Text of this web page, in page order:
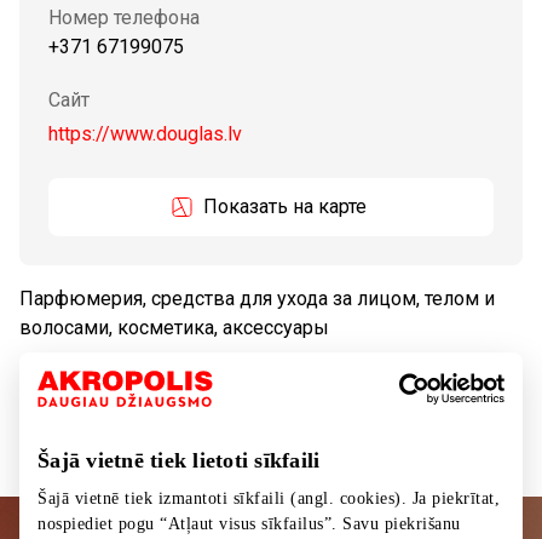
Šajā vietnē tiek lietoti sīkfaili
Šajā vietnē tiek izmantoti sīkfaili (angl. cookies). Ja piekrītat,
nospiediet pogu “Atļaut visus sīkfailus”. Savu piekrišanu
Номер телефона
+371 67199075
Сайт
https://www.douglas.lv
Показать на карте
Парфюмерия, средства для ухода за лицом, телом и
волосами, косметика, аксессуары
Tовары Косметика, лекарства